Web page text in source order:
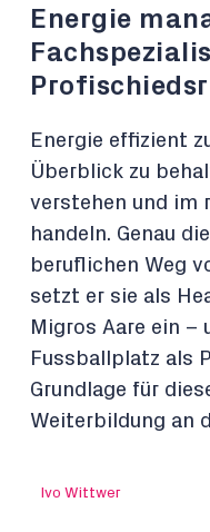
Energie
Energie effizient
Überblick zu
verstehen und im
handeln. Genau
beruflichen Weg
setzt er sie als
Migros Aare ein –
Fussballplatz als
Grundlage für
Weiterbildung an
Ivo Wittwer